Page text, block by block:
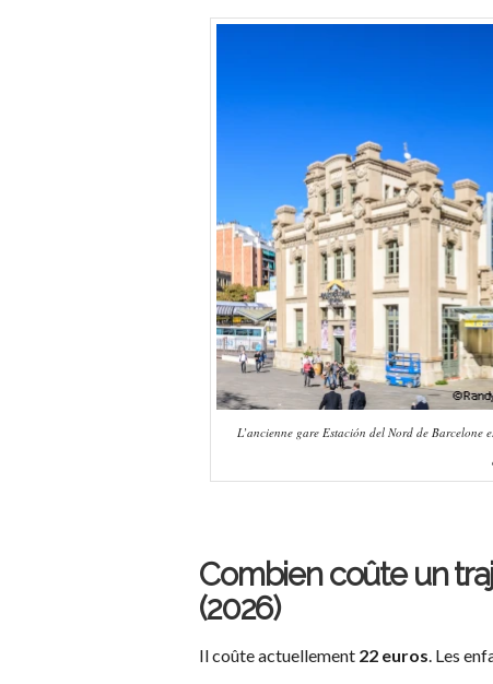
L’ancienne gare Estación del Nord de
Combien coûte un
(2026)
Il coûte actuellement 22 euros . Les